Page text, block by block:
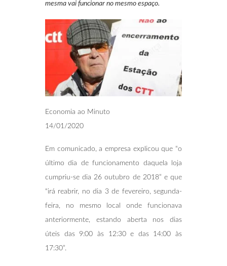
mesma vai funcionar no mesmo espaço.
Economia ao Minuto
14/01/2020
Em comunicado, a empresa explicou que “o
último dia de funcionamento daquela loja
cumpriu-se dia 26 outubro de 2018” e que
“irá reabrir, no dia 3 de fevereiro, segunda-
feira, no mesmo local onde funcionava
anteriormente, estando aberta nos dias
úteis das 9:00 às 12:30 e das 14:00 às
17:30”.